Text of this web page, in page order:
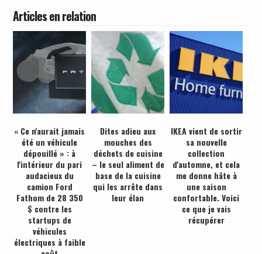
Articles en relation
« Ce n'aurait jamais
été un véhicule
dépouillé » : à
l'intérieur du pari
audacieux du
camion Ford
Fathom de 28 350
$ contre les
startups de
véhicules
électriques à faible
Dites adieu aux
mouches des
déchets de cuisine
– le seul aliment de
base de la cuisine
qui les arrête dans
leur élan
IKEA vient de sortir
sa nouvelle
collection
d'automne, et cela
me donne hâte à
une saison
confortable. Voici
ce que je vais
récupérer